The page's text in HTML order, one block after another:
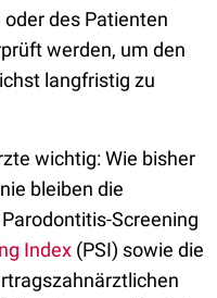
des Patienten
werden, um den
langfristig zu
wichtig: Wie bisher
bleiben die
Screening
Index (PSI) sowie die